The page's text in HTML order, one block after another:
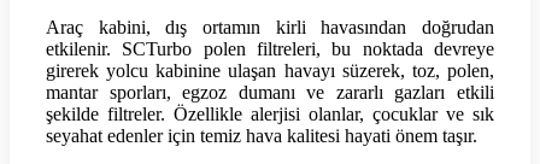
Araç kabini, dış ortamın kirli havasından doğrudan
etkilenir. SCTurbo polen filtreleri, bu noktada devreye
girerek yolcu kabinine ulaşan havayı süzerek, toz, polen,
mantar sporları, egzoz dumanı ve zararlı gazları etkili
şekilde filtreler. Özellikle alerjisi olanlar, çocuklar ve sık
seyahat edenler için temiz hava kalitesi hayati önem taşır.